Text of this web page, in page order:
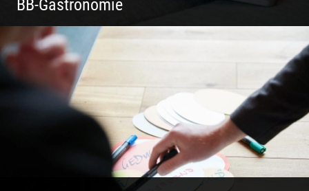
BB-Gastronomie
Fotografie, Marketing & Design